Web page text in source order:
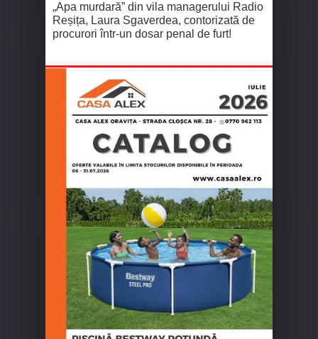
„Apa murdară” din vila managerului Radio
Reșița, Laura Sgaverdea, contorizată de
procurori într-un dosar penal de furt!